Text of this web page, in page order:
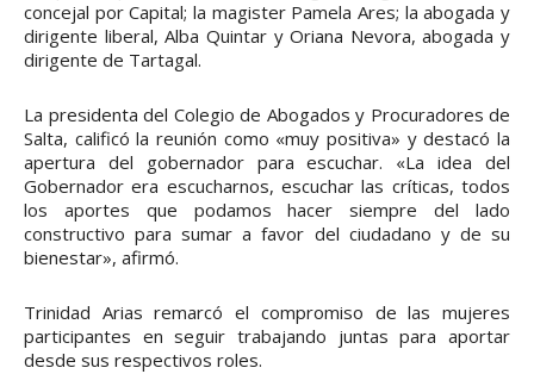
concejal por Capital; la magister Pamela Ares; la abogada y
dirigente liberal, Alba Quintar y Oriana Nevora, abogada y
dirigente de Tartagal.
La presidenta del Colegio de Abogados y Procuradores de
Salta, calificó la reunión como «muy positiva» y destacó la
apertura del gobernador para escuchar. «La idea del
Gobernador era escucharnos, escuchar las críticas, todos
los aportes que podamos hacer siempre del lado
constructivo para sumar a favor del ciudadano y de su
bienestar», afirmó.
Trinidad Arias remarcó el compromiso de las mujeres
participantes en seguir trabajando juntas para aportar
desde sus respectivos roles.